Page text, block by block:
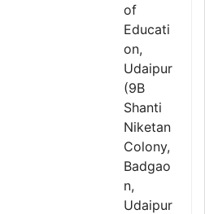
of
Educati
on,
Udaipur
(9B
Shanti
Niketan
Colony,
Badgao
n,
Udaipur